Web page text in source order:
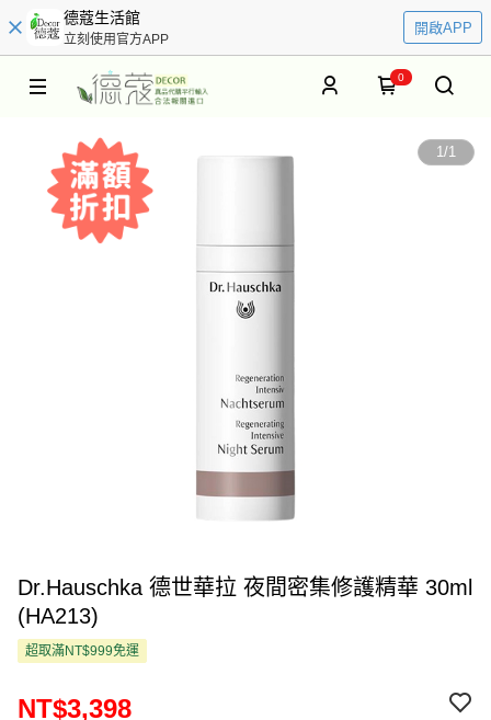
德蔻生活館
立刻使用官方APP
開啟APP
0
1/1
Dr.Hauschka 德世華拉 夜間密集修護精華 30ml
(HA213)
超取滿NT$999免運
NT$3,398